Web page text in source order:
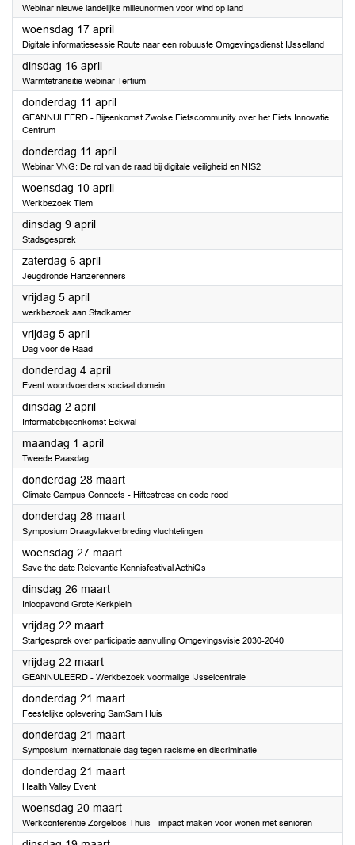
Webinar nieuwe landelijke milieunormen voor wind op land
woensdag 17 april2024
Digitale informatiesessie Route naar een robuuste Omgevingsdienst IJsselland
dinsdag 16 april2024
Warmtetransitie webinar Tertium
donderdag 11 april2024
GEANNULEERD - Bijeenkomst Zwolse Fietscommunity over het Fiets Innovatie
Centrum
donderdag 11 april2024
Webinar VNG: De rol van de raad bij digitale veiligheid en NIS2
woensdag 10 april2024
Werkbezoek Tiem
dinsdag 9 april2024
Stadsgesprek
zaterdag 6 april2024
Jeugdronde Hanzerenners
vrijdag 5 april2024
werkbezoek aan Stadkamer
vrijdag 5 april2024
Dag voor de Raad
donderdag 4 april2024
Event woordvoerders sociaal domein
dinsdag 2 april2024
Informatiebijeenkomst Eekwal
maandag 1 april2024
Tweede Paasdag
donderdag 28 maart2024
Climate Campus Connects - Hittestress en code rood
donderdag 28 maart2024
Symposium Draagvlakverbreding vluchtelingen
woensdag 27 maart2024
Save the date Relevantie Kennisfestival AethiQs
dinsdag 26 maart2024
Inloopavond Grote Kerkplein
vrijdag 22 maart2024
Startgesprek over participatie aanvulling Omgevingsvisie 2030-2040
vrijdag 22 maart2024
GEANNULEERD - Werkbezoek voormalige IJsselcentrale
donderdag 21 maart2024
Feestelijke oplevering SamSam Huis
donderdag 21 maart2024
Symposium Internationale dag tegen racisme en discriminatie
donderdag 21 maart2024
Health Valley Event
woensdag 20 maart2024
Werkconferentie Zorgeloos Thuis - impact maken voor wonen met senioren